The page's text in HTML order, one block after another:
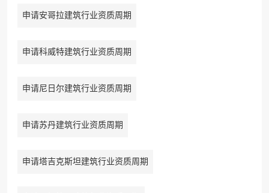
申请安哥拉建筑行业资质周期
申请科威特建筑行业资质周期
申请尼日尔建筑行业资质周期
申请苏丹建筑行业资质周期
申请塔吉克斯坦建筑行业资质周期